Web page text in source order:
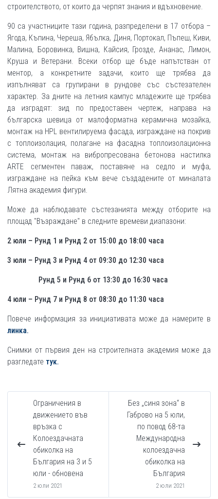
строителството, от които да черпят знания и вдъхновение.
90 са участниците тази година, разпределени в 17 отбора –
Ягода, Къпина, Череша, Ябълка, Диня, Портокал, Пъпеш, Киви,
Малина, Боровинка, Вишна, Кайсия, Грозде, Ананас, Лимон,
Круша и Ветерани. Всеки отбор ще бъде напътстван от
ментор, а конкретните задачи, които ще трябва да
изпълняват са групирани в рундове със състезателен
характер. За дните на летния кампус младежите ще трябва
да изградят: зид по предоставен чертеж, направа на
българска шевица от малоформатна керамична мозайка,
монтаж на HPL вентилируема фасада, изграждане на покрив
с топлоизолация, полагане на фасадна топлоизолационна
система, монтаж на вибропресована бетонова настилка
ARTE сегментен паваж, поставяне на седло и муфа,
изграждане на пейка към вече създадените от миналата
Лятна академия фигури.
Може да наблюдавате състезанията между отборите на
площад "Възраждане" в следните времеви диапазони:
2 юли – Рунд 1 и Рунд 2 от 15:00 до 18:00 часа
3 юли – Рунд 3 и Рунд 4 от 09:30 до 12:30 часа
Рунд 5 и Рунд 6 от 13:30 до 16:30 часа
4 юли – Рунд 7 и Рунд 8 от 08:30 до 11:30 часа
Повече информация за инициативата може да намерите в
линка.
Снимки от първия ден на строителната академия може да
разгледате тук.
Ограничения в
движението във
връзка с
Колоездачната
обиколка на
България на 3 и 5
юли - обновена
2 юли 2021
Без „синя зона“ в
Габрово на 5 юли,
по повод 68-та
Международна
колоездачна
обиколка на
България
2 юли 2021